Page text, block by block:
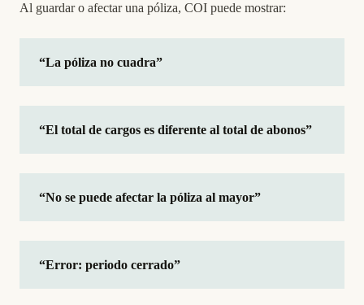
Al guardar o afectar una póliza, COI puede mostrar:
“La póliza no cuadra”
“El total de cargos es diferente al total de abonos”
“No se puede afectar la póliza al mayor”
“Error: periodo cerrado”